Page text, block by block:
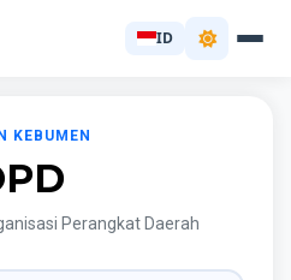
ID
KEBUMEN
Perangkat Daerah